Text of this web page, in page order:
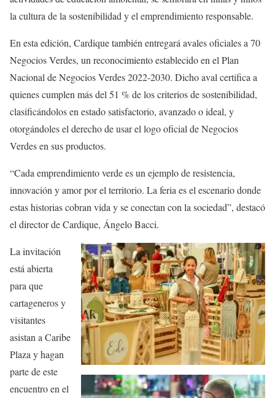
la cultura de la sostenibilidad y el emprendimiento responsable.
En esta edición, Cardique también entregará avales oficiales a 70
Negocios Verdes, un reconocimiento establecido en el Plan
Nacional de Negocios Verdes 2022-2030. Dicho aval certifica a
quienes cumplen más del 51 % de los criterios de sostenibilidad,
clasificándolos en estado satisfactorio, avanzado o ideal, y
otorgándoles el derecho de usar el logo oficial de Negocios
Verdes en sus productos.
“Cada emprendimiento verde es un ejemplo de resistencia,
innovación y amor por el territorio. La feria es el escenario donde
estas historias cobran vida y se conectan con la sociedad”, destacó
el director de Cardique, Ángelo Bacci.
La invitación
está abierta
para que
cartageneros y
visitantes
asistan a Caribe
Plaza y hagan
parte de este
encuentro en el